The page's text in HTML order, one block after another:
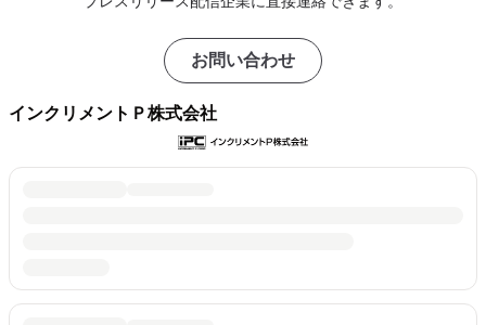
お問い合わせ
インクリメントＰ株式会社